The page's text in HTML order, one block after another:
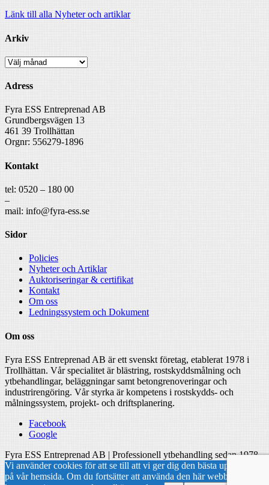
Länk till alla Nyheter och artiklar
Arkiv
Arkiv
Adress
Fyra ESS Entreprenad AB
Grundbergsvägen 13
461 39 Trollhättan
Orgnr: 556279-1896
Kontakt
tel: 0520 – 180 00
–
mail: info@fyra-ess.se
Sidor
Policies
Nyheter och Artiklar
Auktoriseringar & certifikat
Kontakt
Om oss
Ledningssystem och Dokument
Om oss
Fyra ESS Entreprenad AB är ett svenskt företag, etablerat 1978 i
Trollhättan. Vår specialitet är blästring, rostskyddsmålning och
ytbehandlingar, beläggningar samt betongrenoveringar och
industrirengöring. Vår styrka är kompetens i rostskydds- och
målningssystem, projekt- och driftsplanering.
Facebook
Google
Fyra ESS Entreprenad AB | Professionell ytbehandling sedan 1978
Vi använder cookies för att se till att vi ger dig den bästa upplevelsen
på vår hemsida. Om du fortsätter att använda den här webbplatsen